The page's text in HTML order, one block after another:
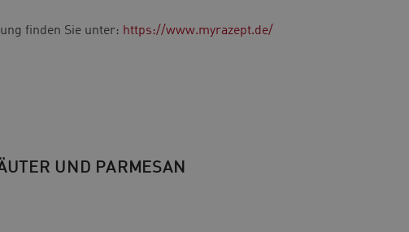
finden Sie unter: https://www.myrazept.de/
UND PARMESAN